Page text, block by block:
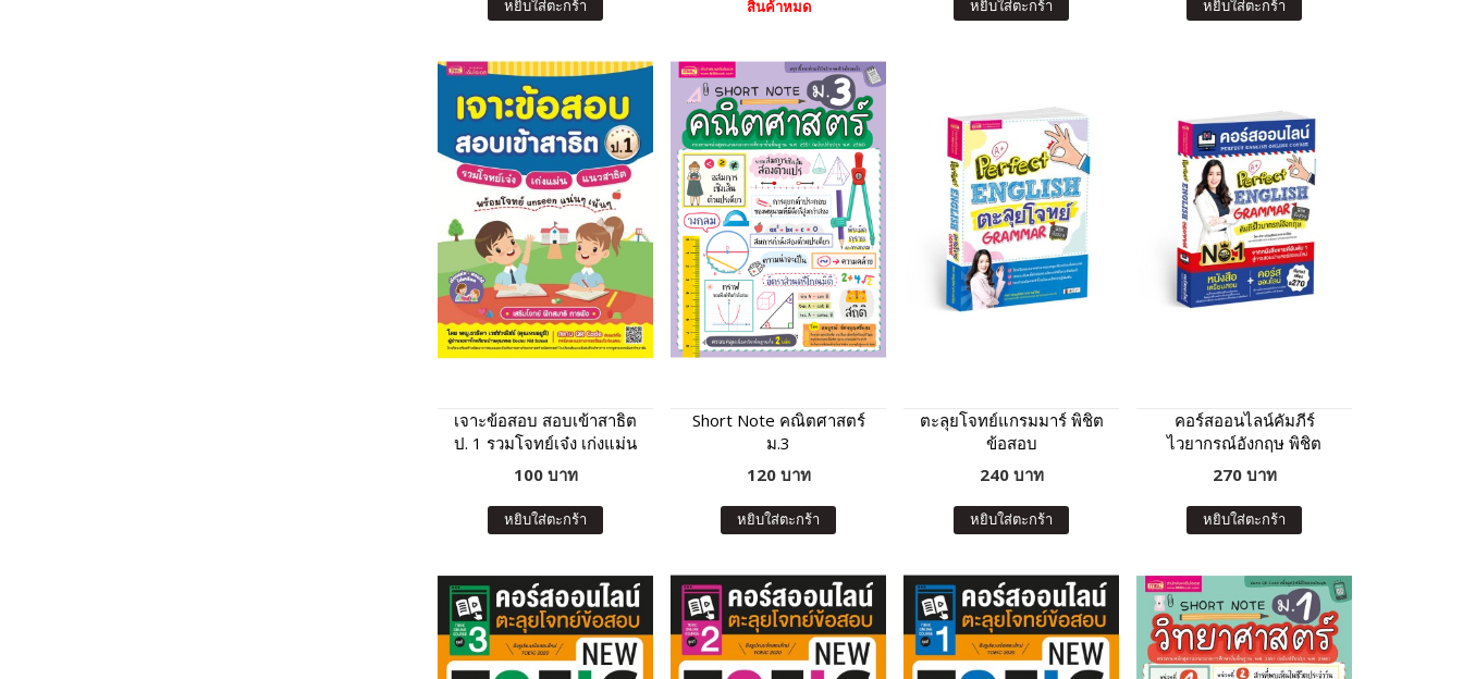
หยิบใส่ตะกร้า สินค้าหมด หยิบใส่ตะกร้า หยิบใส่ตะกร้า
เจาะข้อสอบ สอบเข้าสาธิต
ป. 1 รวมโจทย์เจ๋ง เก่งแม่น
แนวสาธิต
100 บาท
หยิบใส่ตะกร้า
Short Note คณิตศาสตร์
ม.3
120 บาท
หยิบใส่ตะกร้า
ตะลุยโจทย์แกรมมาร์ พิชิต
ข้อสอบ
240 บาท
หยิบใส่ตะกร้า
คอร์สออนไลน์คัมภีร์
ไวยากรณ์อังกฤษ พิชิต
ข้อสอบ
270 บาท
หยิบใส่ตะกร้า